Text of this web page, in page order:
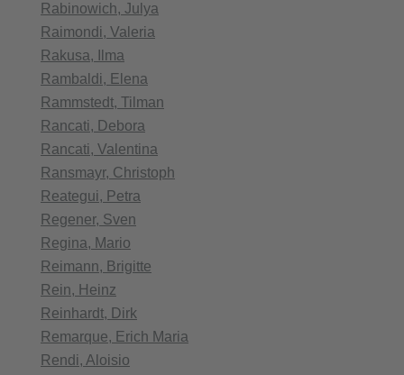
Rabinowich, Julya
Raimondi, Valeria
Rakusa, Ilma
Rambaldi, Elena
Rammstedt, Tilman
Rancati, Debora
Rancati, Valentina
Ransmayr, Christoph
Reategui, Petra
Regener, Sven
Regina, Mario
Reimann, Brigitte
Rein, Heinz
Reinhardt, Dirk
Remarque, Erich Maria
Rendi, Aloisio